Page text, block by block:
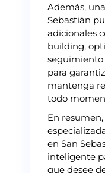
Además,
Sebastián
adicionales
building,
para
mantenga
todo
En
en San
inteligente
que desee